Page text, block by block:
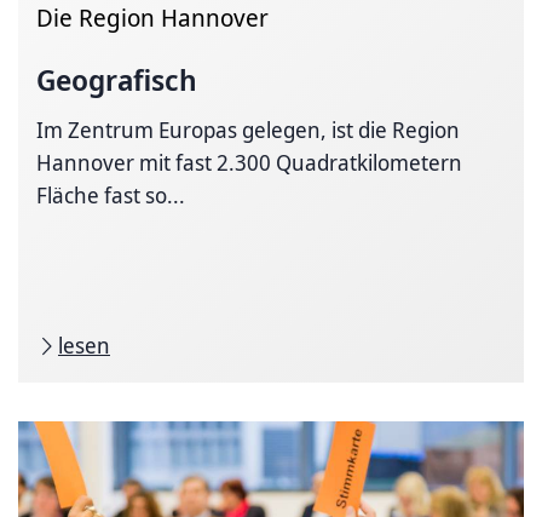
Die Region Hannover
Geografisch
Im Zentrum Europas gelegen, ist die Region
Hannover mit fast 2.300 Quadratkilometern
Fläche fast so...
lesen